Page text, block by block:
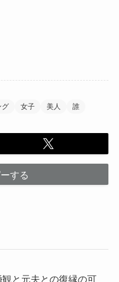
グ 女子 美人 誰
する
と元夫との復縁の可